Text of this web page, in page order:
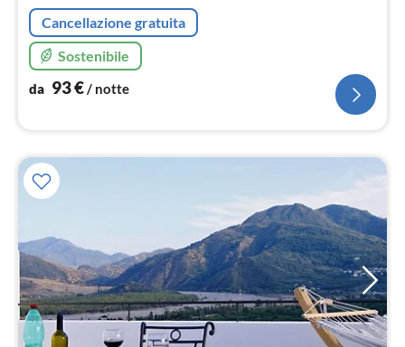
Cancellazione gratuita
Sostenibile
da 93€/ notte